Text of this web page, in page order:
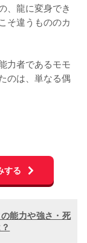
、龍に変身でき
そ違うもののカ
力者であるモモ
のは、単なる偶
する
能力や強さ・死